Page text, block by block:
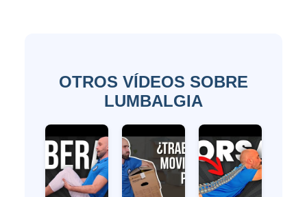
OTROS VÍDEOS SOBRE
LUMBALGIA